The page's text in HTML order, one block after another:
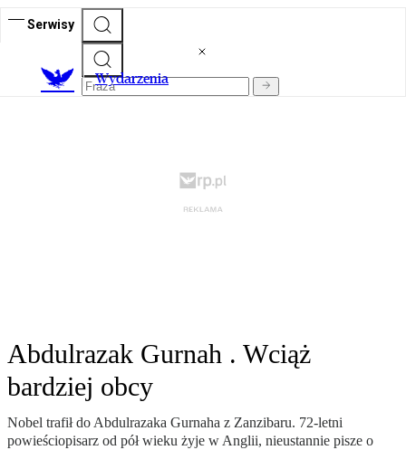
Serwisy
Wydarzenia
Abdulrazak Gurnah . Wciąż
bardziej obcy
Nobel trafił do Abdulrazaka Gurnaha z Zanzibaru. 72-letni
powieściopisarz od pół wieku żyje w Anglii, nieustannie pisze o